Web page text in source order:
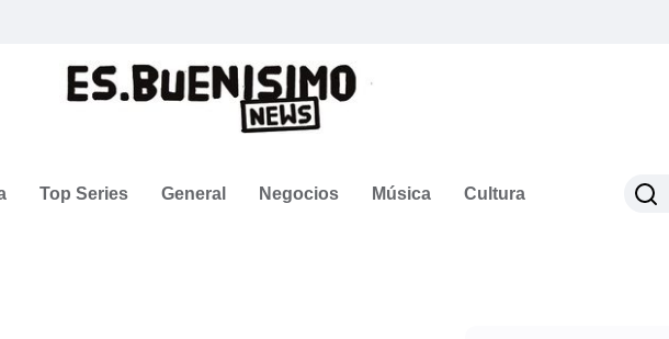
Top Series General Negocios Música Cultura